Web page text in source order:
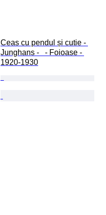
Ceas cu pendul și cutie -
Junghans -   - Foioase -
1920-1930